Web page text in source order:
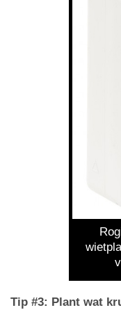
Tip #3: Plant wat